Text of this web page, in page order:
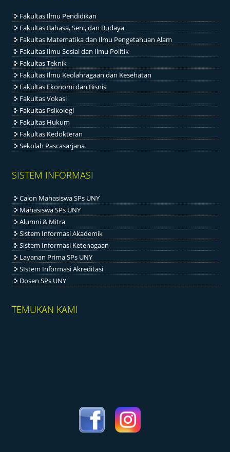
Fakultas Ilmu Pendidikan
Fakultas Bahasa, Seni, dan Budaya
Fakultas Matematika dan Ilmu Pengetahuan Alam
Fakultas Ilmu Sosial dan Ilmu Politik
Fakultas Teknik
Fakultas Ilmu Keolahragaan dan Kesehatan
Fakultas Ekonomi dan Bisnis
Fakultas Vokasi
Fakultas Psikologi
Fakultas Hukum
Fakultas Kedokteran
Sekolah Pascasarjana
SISTEM INFORMASI
Calon Mahasiswa SPs UNY
Mahasiswa SPs UNY
Alumni & Mitra
Sistem Informasi Akademik
Sistem Informasi Ketenagaan
Layanan Prima SPs UNY
SIstem Informasi Akreditasi
Dosen SPs UNY
TEMUKAN KAMI